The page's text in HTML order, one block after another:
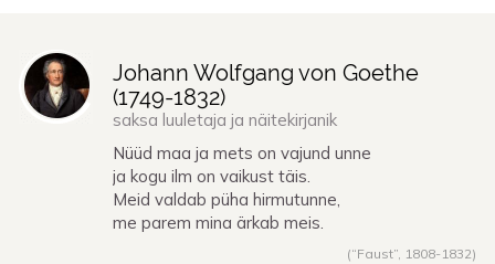
Johann Wolfgang von Goethe
(1749-1832)
saksa luuletaja ja näitekirjanik
Nüüd maa ja mets on vajund unne
ja kogu ilm on vaikust täis.
Meid valdab püha hirmutunne,
me parem mina ärkab meis.
(“Faust”, 1808- 1832)